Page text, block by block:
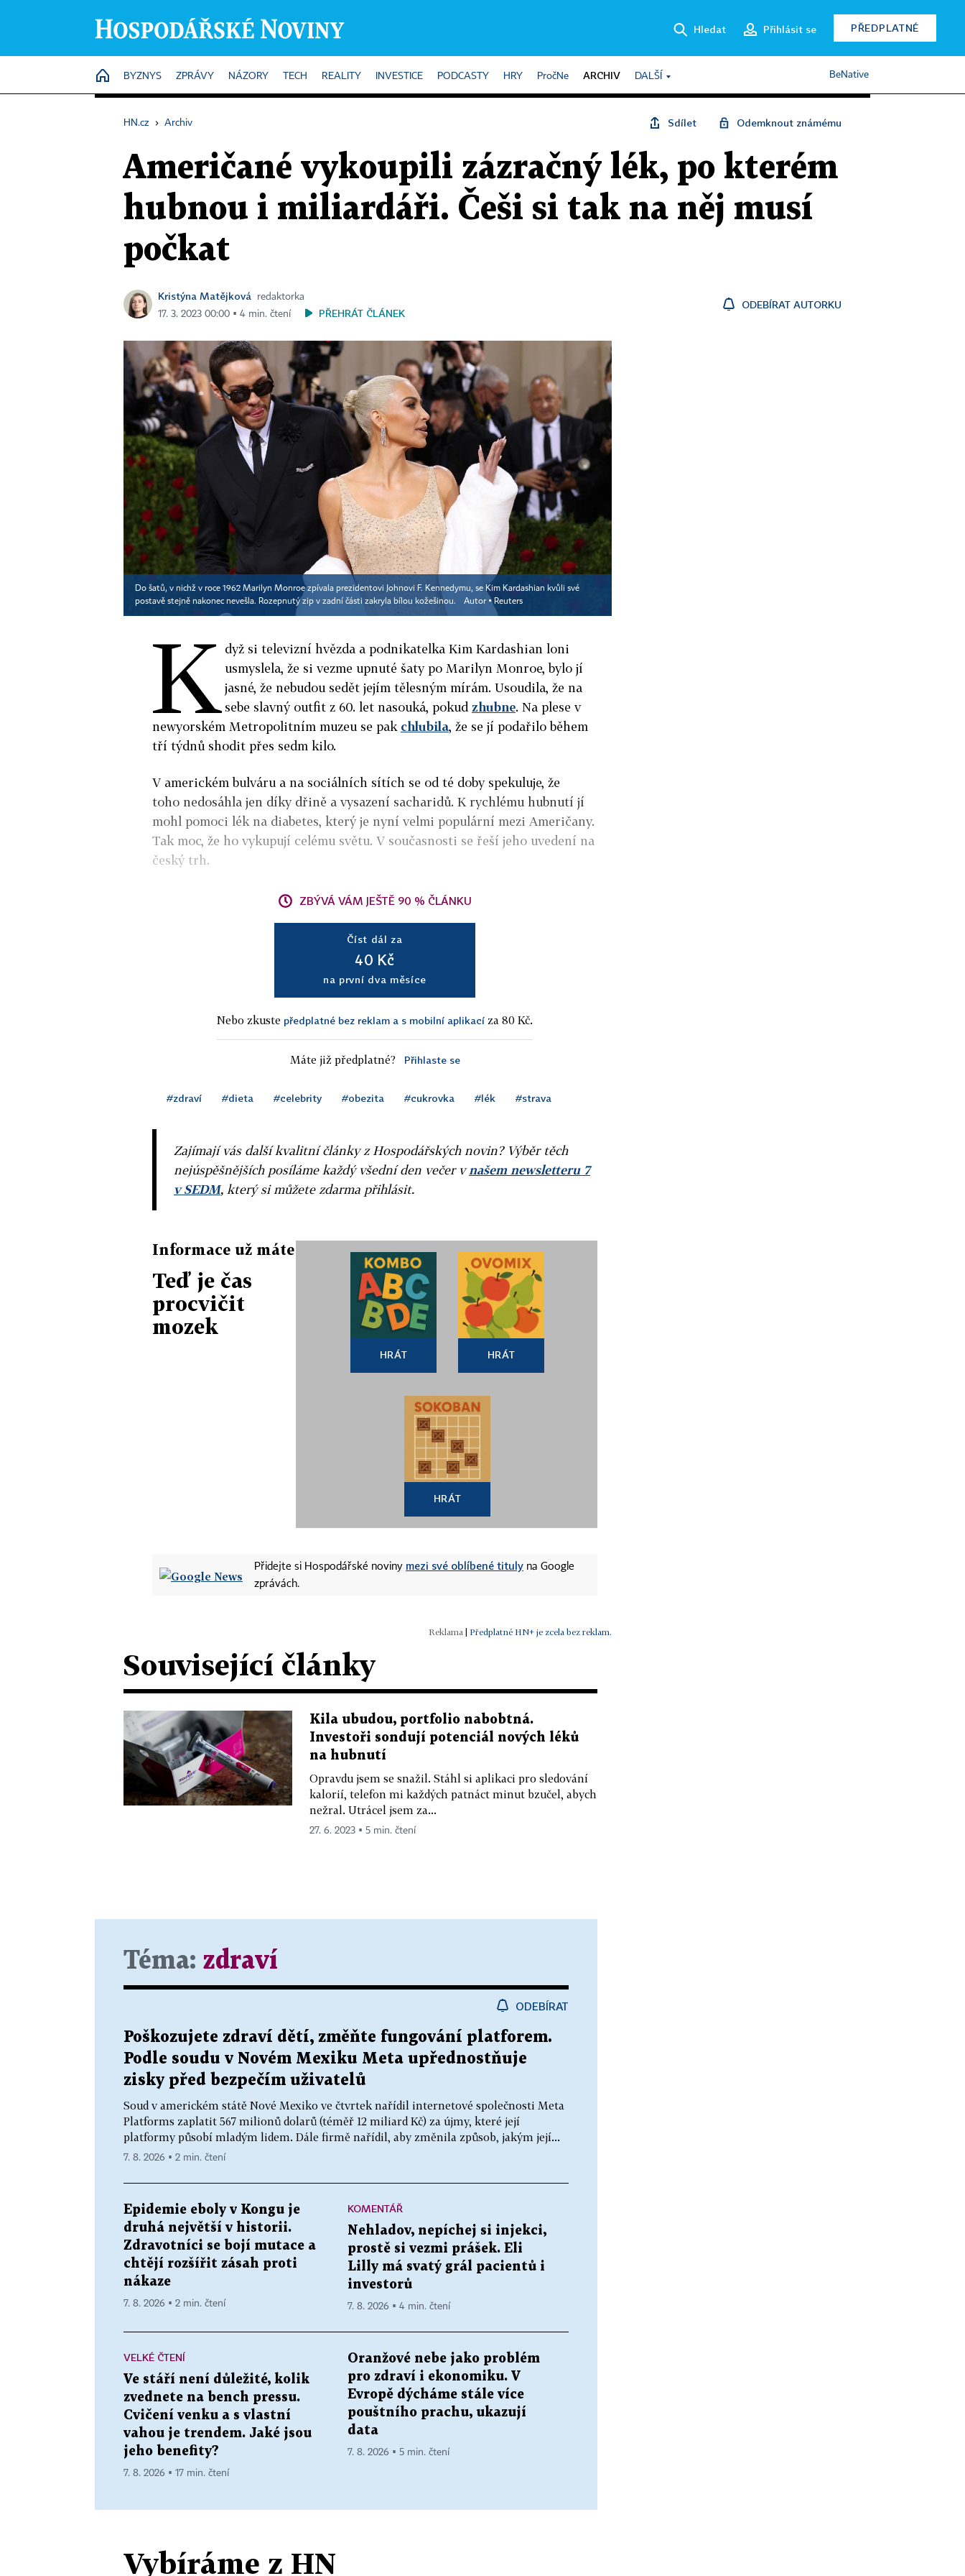
Hledat Přihlásit se PŘEDPLATNÉ
HOME
BYZNYS ZPRÁVY NÁZORY TECH REALITY INVESTICE PODCASTY HRY PročNe ARCHIV DALŠÍ BeNative
HN.cz › Archiv Sdílet Odemknout známému
Američané vykoupili zázračný lék, po kterém
hubnou i miliardáři. Češi si tak na něj musí
počkat
Kristýna Matějková
redaktorka
17. 3. 2023 00:00 ▪ 4 min. čtení
PŘEHRÁT ČLÁNEK
ODEBÍRAT AUTORKU
Do šatů, v nichž v roce 1962 Marilyn Monroe zpívala prezidentovi Johnovi F. Kennedymu, se Kim Kardashian kvůli své
postavě stejně nakonec nevešla. Rozepnutý zip v zadní části zakryla bílou kožešinou.
Autor ▪ Reuters
K dyž si televizní hvězda a podnikatelka Kim Kardashian loni
usmyslela, že si vezme upnuté šaty po Marilyn Monroe, bylo jí
jasné, že nebudou sedět jejím tělesným mírám. Usoudila, že na
sebe slavný outfit z 60. let nasouká, pokud zhubne. Na plese v
newyorském Metropolitním muzeu se pak chlubila, že se jí podařilo během
tří týdnů shodit přes sedm kilo.
V americkém bulváru a na sociálních sítích se od té doby spekuluje, že
toho nedosáhla jen díky dřině a vysazení sacharidů. K rychlému hubnutí jí
mohl pomoci lék na diabetes, který je nyní velmi populární mezi Američany.
Tak moc, že ho vykupují celému světu. V současnosti se řeší jeho uvedení na
český trh.
ZBÝVÁ VÁM JEŠTĚ 90 % ČLÁNKU
Číst dál za
40 Kč
na první dva měsíce
Nebo zkuste předplatné bez reklam a s mobilní aplikací za 80 Kč.
Máte již předplatné? Přihlaste se
#zdraví #dieta #celebrity #obezita #cukrovka #lék #strava
Zajímají vás další kvalitní články z Hospodářských novin? Výběr těch
nejúspěšnějších posíláme každý všední den večer vnašem newsletteru 7
v SEDM, který si můžete zdarma přihlásit.
Informace už máte
Teď je čas
procvičit
mozek
HRÁT HRÁT
HRÁT
Přidejte si Hospodářské noviny mezi své oblíbené tituly na Google
zprávách.
| Předplatné HN+ je zcela bez reklam.
Související články
Kila ubudou, portfolio nabobtná.
Investoři sondují potenciál nových léků
na hubnutí
Opravdu jsem se snažil. Stáhl si aplikaci pro sledování
kalorií, telefon mi každých patnáct minut bzučel, abych
nežral. Utrácel jsem za...
27. 6. 2023 ▪ 5 min. čtení
Téma: zdraví
ODEBÍRAT
Poškozujete zdraví dětí, změňte fungování platforem.
Podle soudu v Novém Mexiku Meta upřednostňuje
zisky před bezpečím uživatelů
Soud v americkém státě Nové Mexiko ve čtvrtek nařídil internetové společnosti Meta
Platforms zaplatit 567 milionů dolarů (téměř 12 miliard Kč) za újmy, které její
platformy působí mladým lidem. Dále firmě nařídil, aby změnila způsob, jakým její...
7. 8. 2026 ▪ 2 min. čtení
Epidemie eboly v Kongu je
druhá největší v historii.
Zdravotníci se bojí mutace a
chtějí rozšířit zásah proti
nákaze
7. 8. 2026 ▪ 2 min. čtení
KOMENTÁŘ
Nehladov, nepíchej si injekci,
prostě si vezmi prášek. Eli
Lilly má svatý grál pacientů i
investorů
7. 8. 2026 ▪ 4 min. čtení
VELKÉ ČTENÍ
Ve stáří není důležité, kolik
zvednete na bench pressu.
Cvičení venku a s vlastní
vahou je trendem. Jaké jsou
jeho benefity?
7. 8. 2026 ▪ 17 min. čtení
Oranžové nebe jako problém
pro zdraví i ekonomiku. V
Evropě dýcháme stále více
pouštního prachu, ukazují
data
7. 8. 2026 ▪ 5 min. čtení
Vybíráme z HN